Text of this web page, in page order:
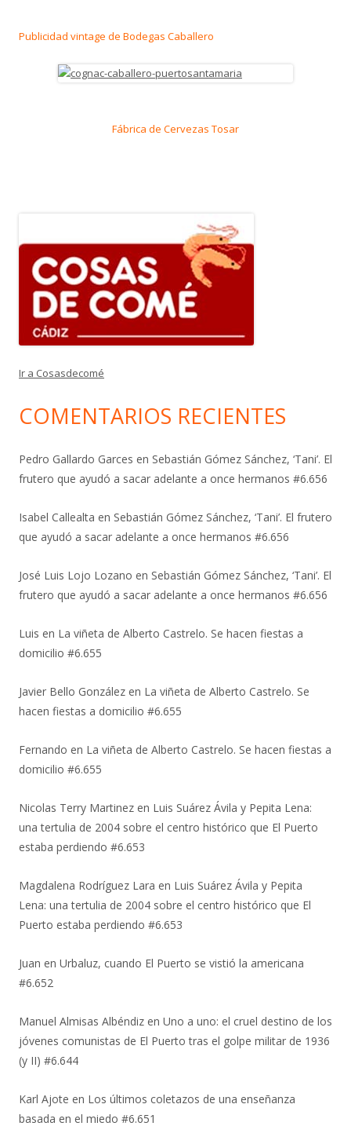
Publicidad vintage de Bodegas Caballero
Fábrica de Cervezas Tosar
Ir a Cosasdecomé
COMENTARIOS RECIENTES
Pedro Gallardo Garces en Sebastián Gómez Sánchez, ‘Tani’. El
frutero que ayudó a sacar adelante a once hermanos #6.656
Isabel Callealta en Sebastián Gómez Sánchez, ‘Tani’. El frutero
que ayudó a sacar adelante a once hermanos #6.656
José Luis Lojo Lozano en Sebastián Gómez Sánchez, ‘Tani’. El
frutero que ayudó a sacar adelante a once hermanos #6.656
Luis en La viñeta de Alberto Castrelo. Se hacen fiestas a
domicilio #6.655
Javier Bello González en La viñeta de Alberto Castrelo. Se
hacen fiestas a domicilio #6.655
Fernando en La viñeta de Alberto Castrelo. Se hacen fiestas a
domicilio #6.655
Nicolas Terry Martinez en Luis Suárez Ávila y Pepita Lena:
una tertulia de 2004 sobre el centro histórico que El Puerto
estaba perdiendo #6.653
Magdalena Rodríguez Lara en Luis Suárez Ávila y Pepita
Lena: una tertulia de 2004 sobre el centro histórico que El
Puerto estaba perdiendo #6.653
Juan en Urbaluz, cuando El Puerto se vistió la americana
#6.652
Manuel Almisas Albéndiz en Uno a uno: el cruel destino de los
jóvenes comunistas de El Puerto tras el golpe militar de 1936
(y II) #6.644
Karl Ajote en Los últimos coletazos de una enseñanza
basada en el miedo #6.651